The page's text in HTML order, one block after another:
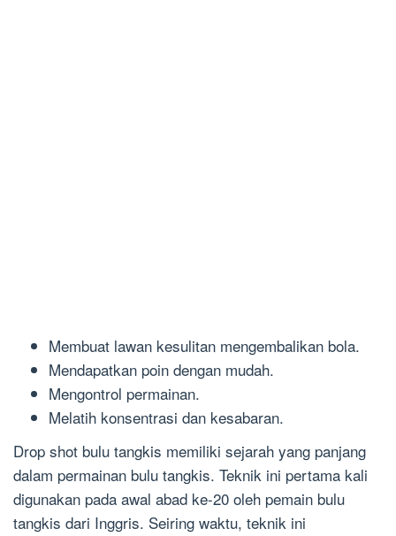
Membuat lawan kesulitan mengembalikan bola.
Mendapatkan poin dengan mudah.
Mengontrol permainan.
Melatih konsentrasi dan kesabaran.
Drop shot bulu tangkis memiliki sejarah yang panjang
dalam permainan bulu tangkis. Teknik ini pertama kali
digunakan pada awal abad ke-20 oleh pemain bulu
tangkis dari Inggris. Seiring waktu, teknik ini